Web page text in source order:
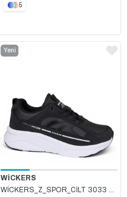
5
WİCKERS
WİCKERS_Z_SPOR_CİLT 3033 SİYAH_BEYAZ
Yeni